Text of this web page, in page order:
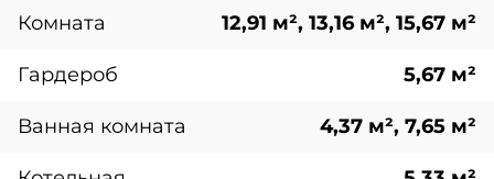
Комната 12,91 м², 13,16 м², 15,67 м²
Гардероб 5,67 м²
Ванная комната 4,37 м², 7,65 м²